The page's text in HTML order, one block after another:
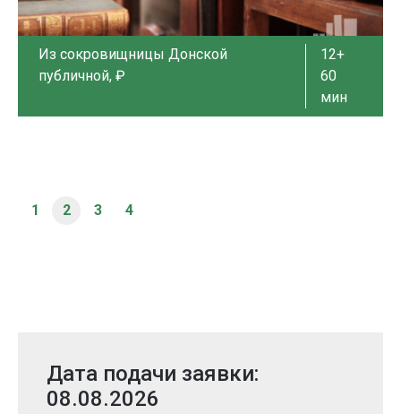
Из сокровищницы Донской
публичной, ₽
12+
60
мин
1 2 3 4
Дата подачи заявки:
08.08.2026